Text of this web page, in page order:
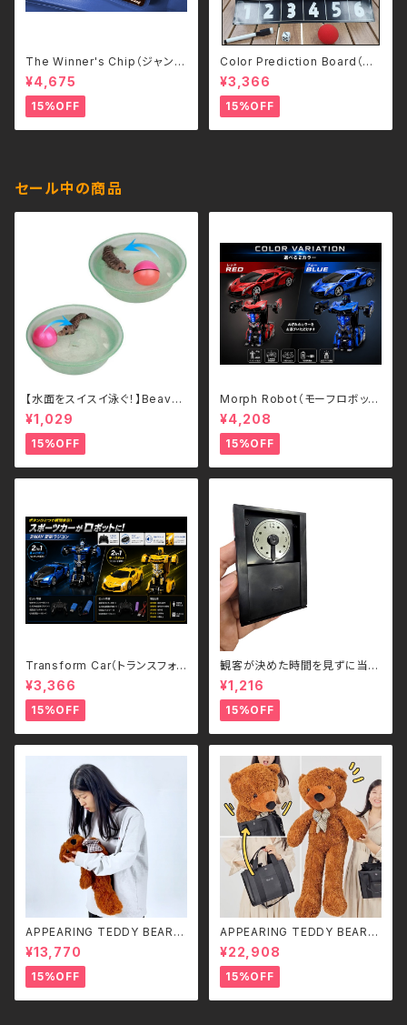
The Winner's Chip（ジャンケ
ンバージョン）by Kaifu Wang
－日本語補足解説書付き
¥4,675
15%OFF
Color Prediction Board（カ
ラー予言ボード）- 日本語補足
解説書付き
¥3,366
15%OFF
セール中の商品
【水面をスイスイ泳ぐ！】Beave
r's Ball 電動ビーバーボール
犬・猫用 ペットトイ
¥1,029
15%OFF
Morph Robot（モーフロボッ
ト）｜ボタンひとつで瞬間変形！
スポーツカー＆ロボット 2WAY
ラジコン（2.4GHz・USB充電
式）
¥4,208
15%OFF
Transform Car（トランスフォ
ームカー）｜ボタンひとつで瞬間
変形！スポーツカー＆ロボット 2
WAYラジコン（2.4GHz・USB充
電式）
¥3,366
15%OFF
観客が決めた時間を見ずに当て
る - Guess the Time
¥1,216
15%OFF
APPEARING TEDDY BEAR
（SMALL）
¥13,770
15%OFF
APPEARING TEDDY BEAR
（MEDIUM）
¥22,908
15%OFF